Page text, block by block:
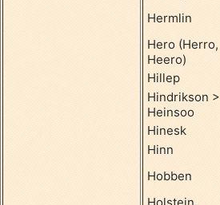
Hermlin
Hero (Herro,
Heero)
Hillep
Hindrikson >
Heinsoo
Hinesk
Hinn
Hobben
Holstein